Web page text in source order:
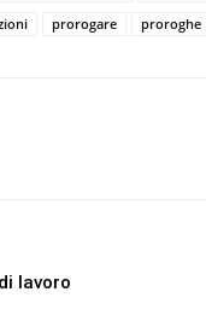
prorogare proroghe
lavoro